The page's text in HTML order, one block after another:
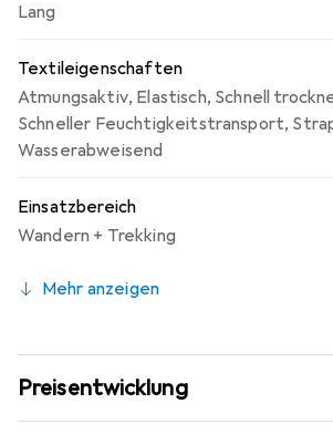
Lang
Textileigenschaften
Atmungsaktiv, Elastisch, Schnell
Schneller Feuchtigkeitstransport,
Wasserabweisend
Einsatzbereich
Wandern + Trekking
Mehr anzeigen
Preisentwicklung